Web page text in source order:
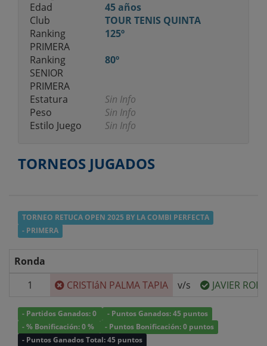
Edad
45 años
Club
TOUR TENIS QUINTA
Ranking
PRIMERA
125º
Ranking
SENIOR
PRIMERA
80º
Estatura
Sin Info
Peso
Sin Info
Estilo Juego
Sin Info
TORNEOS JUGADOS
TORNEO RETUCA OPEN 2025 BY LA COMBI PERFECTA
- PRIMERA
Ronda
1
CRISTIáN PALMA TAPIA v/s JAVIER
- Partidos Ganados: 0
- Puntos Ganados: 45 puntos
- % Bonificación: 0 %
- Puntos Bonificación: 0 puntos
- Puntos Ganados Total: 45 puntos